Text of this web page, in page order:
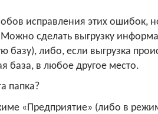
исправления этих ошибок,
сделать выгрузку
базу), либо, если выгрузка
база, в любое другое место.
папка?
«Предприятие» (либо в